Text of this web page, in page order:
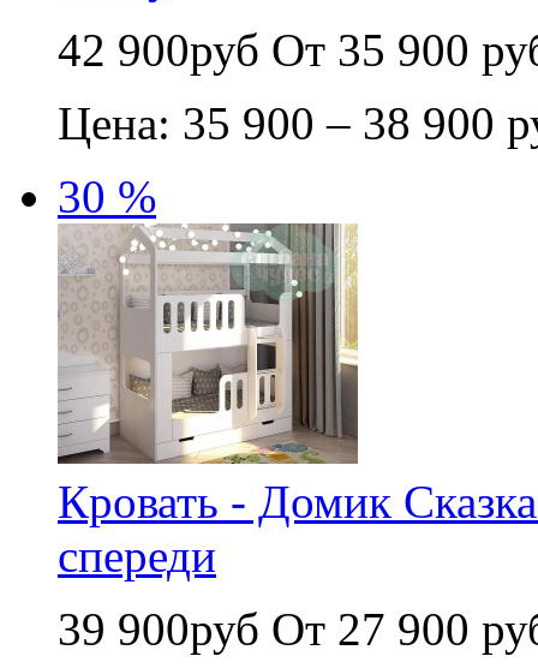
42 900руб От 35 900
Цена: 35 900 – 38 900
30 %
Кровать - Домик
спереди
39 900руб От 27 900